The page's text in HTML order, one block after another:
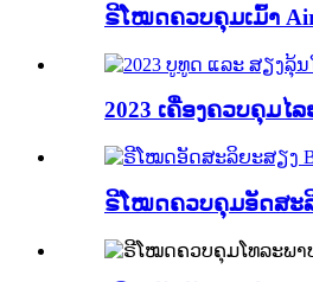
ຣີໂໝດຄວບຄຸມເມົ້າ Air
2023 ເຄື່ອງຄວບຄຸມໄ
ຣີໂໝດຄວບຄຸມອັດສະລິ